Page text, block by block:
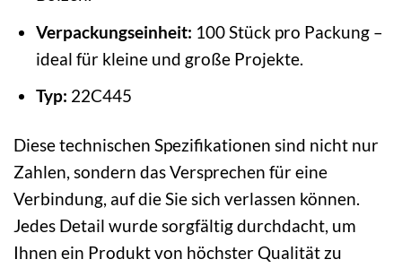
Verpackungseinheit: 100 Stück pro Packung –
ideal für kleine und große Projekte.
Typ: 22C445
Diese technischen Spezifikationen sind nicht nur
Zahlen, sondern das Versprechen für eine
Verbindung, auf die Sie sich verlassen können.
Jedes Detail wurde sorgfältig durchdacht, um
Ihnen ein Produkt von höchster Qualität zu